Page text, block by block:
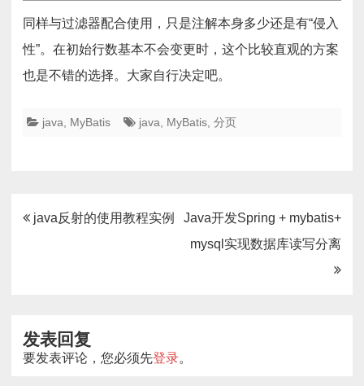
同样与过滤器配合使用，只是注解本身多少还是有“侵入
性”。在初始行数基本不会变更时，这个比较直观的方案
也是不错的选择。大家自行决定吧。
java MyBatis java MyBatis 分页
文java反射的使用教程实例
Java开发Spring + mybatis+
mysql实现数据库读写分离
发表回复
要发表评论，您必须先登录。